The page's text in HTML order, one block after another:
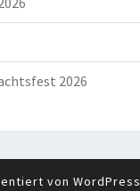
2026
von WordPress